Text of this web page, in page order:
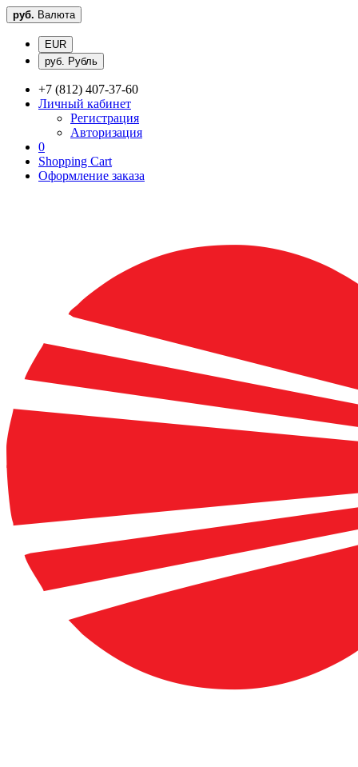
руб. Валюта
EUR
руб. Рубль
+7 (812) 407-37-60
Личный кабинет
Регистрация
Авторизация
0
Shopping Cart
Оформление заказа